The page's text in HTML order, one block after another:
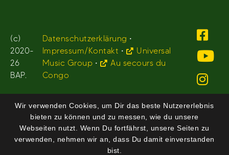
(c)
2020-
26
BAP.
Datenschutzerklärung •
Impressum/Kontakt •
Universal
Music Group •
Au secours du
Congo
Wir verwenden Cookies, um Dir das beste Nutzererlebnis
bieten zu können und zu messen, wie du unsere
Webseiten nutzt. Wenn Du fortfährst, unsere Seiten zu
verwenden, nehmen wir an, dass Du damit einverstanden
bist.